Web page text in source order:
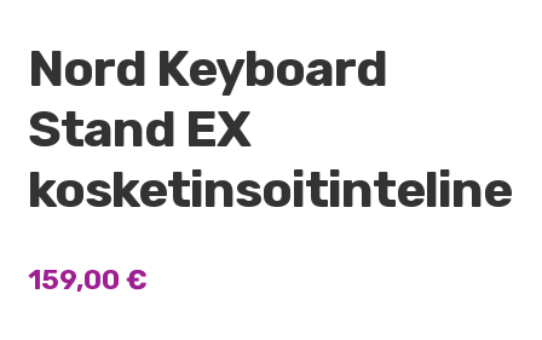
Nord Keyboard
Stand EX
kosketinsoitinteline
159,00 €